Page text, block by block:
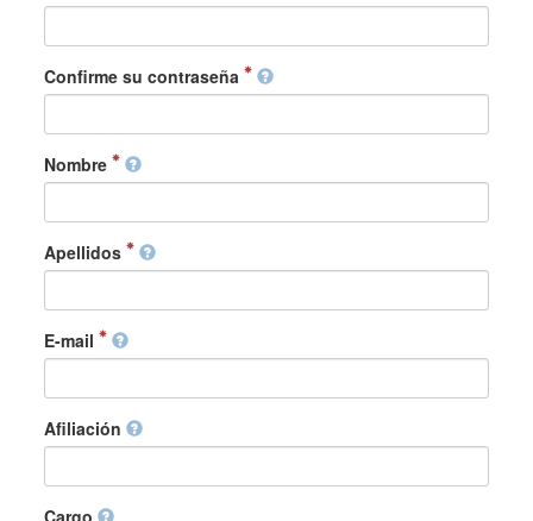
Confirme su contraseña
Nombre
Apellidos
E-mail
Afiliación
Cargo